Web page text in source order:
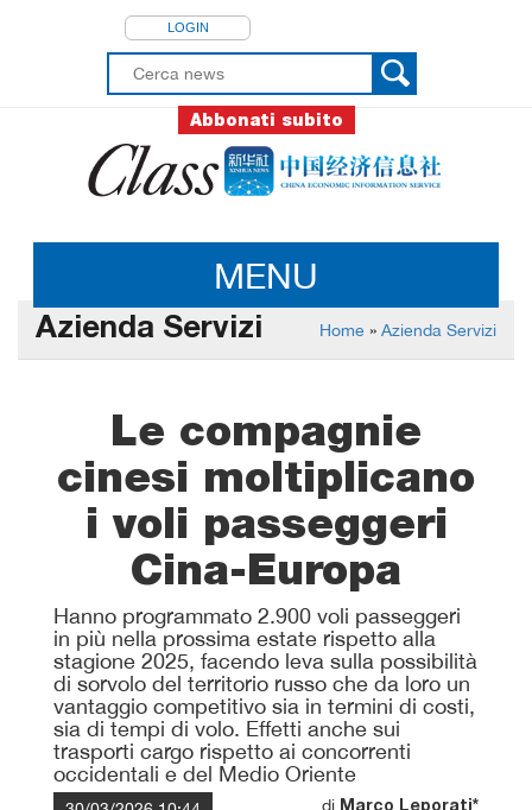
LOGIN
Abbonati subito
MENU
Azienda Servizi Home » Azienda Servizi
Le compagnie
cinesi moltiplicano
i voli passeggeri
Cina-Europa
Hanno programmato 2.900 voli passeggeri
in più nella prossima estate rispetto alla
stagione 2025, facendo leva sulla possibilità
di sorvolo del territorio russo che da loro un
vantaggio competitivo sia in termini di costi,
sia di tempi di volo. Effetti anche sui
trasporti cargo rispetto ai concorrenti
occidentali e del Medio Oriente
di